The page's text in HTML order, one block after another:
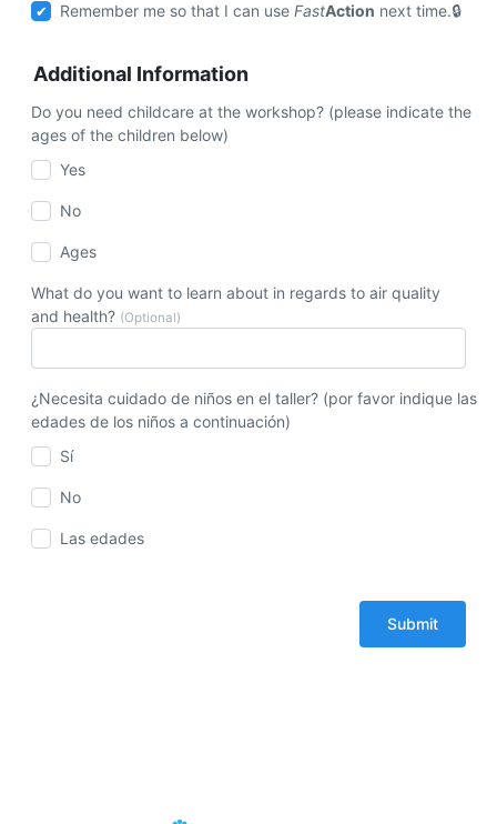
Remember me so that I can useFastAction next time.
Additional Information
Do you need childcare at the workshop? (please indicate the
ages of the children below)
Yes
No
Ages
What do you want to learn about in regards to air quality
and health? (Optional)
¿Necesita cuidado de niños en el taller? (por favor indique las
edades de los niños a continuación)
Sí
No
Las edades